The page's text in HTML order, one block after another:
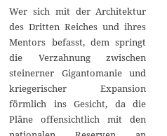
Wer sich mit der Architektur
des Dritten Reiches und ihres
Mentors befasst, dem springt
die Verzahnung zwischen
steinerner Gigantomanie und
kriegerischer Expansion
förmlich ins Gesicht, da die
Pläne offensichtlich mit den